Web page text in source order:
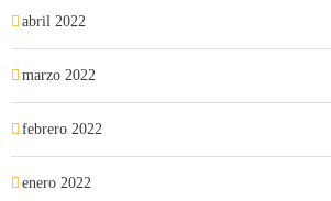
abril 2022
marzo 2022
febrero 2022
enero 2022